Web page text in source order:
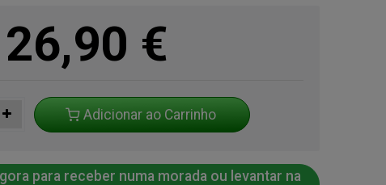
26,90 €
Adicionar ao Carrinho
para receber numa morada ou levantar na